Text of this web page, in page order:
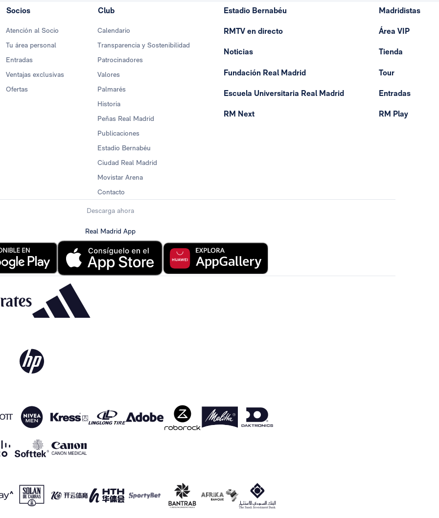
Socios
Atención al Socio
Tu área personal
Entradas
Ventajas exclusivas
Ofertas
Club
Calendario
Transparencia y Sostenibilidad
Patrocinadores
Valores
Palmarés
Historia
Peñas Real Madrid
Publicaciones
Estadio Bernabéu
Ciudad Real Madrid
Movistar Arena
Contacto
Estadio Bernabéu
RMTV en directo
Noticias
Fundación Real Madrid
Escuela Universitaria Real Madrid
RM Next
Madridistas
Área VIP
Tienda
Tour
Entradas
RM Play
Descarga ahora
Real Madrid App